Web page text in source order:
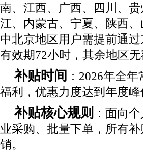
南、江西、广西、四川、
江、内蒙古、宁夏、陕西
中北京地区用户需提前通
有效期72小时，其余地区无
补贴时间 ：2026年全
福利，优惠力度达到年度峰
补贴核心规则 ：面向
业采购、批量下单，所有
销。